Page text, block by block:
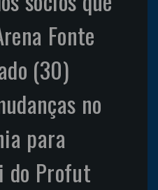
Fonte
(30)
no
para
do Profut